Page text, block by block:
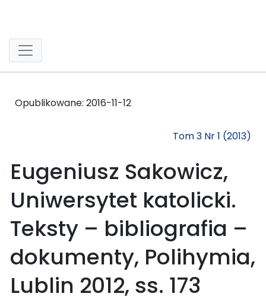
Opublikowane: 2016-11-12
Tom 3 Nr 1 (2013)
Eugeniusz Sakowicz,
Uniwersytet katolicki.
Teksty – bibliografia –
dokumenty, Polihymia,
Lublin 2012, ss. 173